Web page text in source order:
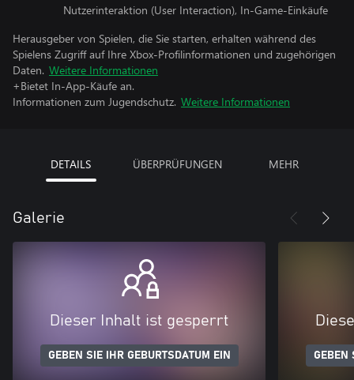
Nutzerinteraktion (User Interaction), In-Game-Einkäufe
Herausgeber von Spielen, die Sie starten, erhalten während des
Spielens Zugriff auf Ihre Xbox-Profilinformationen und zugehörigen
Daten. Weitere Informationen
+Bietet In-App-Käufe an.
Informationen zum Jugendschutz. Weitere Informationen
DETAILS ÜBERPRÜFUNGEN MEHR
Galerie
Dieser Inhalt ist gesperrt
GEBEN SIE IHR GEBURTSDATUM EIN GEBEN